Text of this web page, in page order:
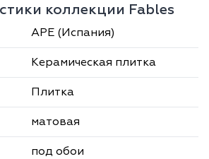
коллекции Fables
APE (Испания)
Керамическая плитка
Плитка
матовая
под обои